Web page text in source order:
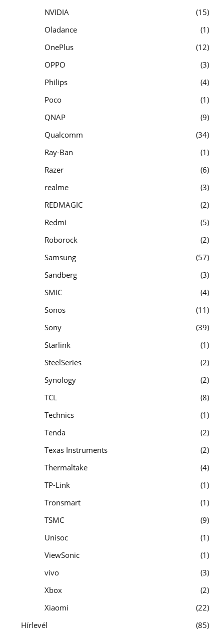
NVIDIA
15
Oladance
1
OnePlus
12
OPPO
3
Philips
4
Poco
1
QNAP
9
Qualcomm
34
Ray-Ban
1
Razer
6
realme
3
REDMAGIC
2
Redmi
5
Roborock
2
Samsung
57
Sandberg
3
SMIC
4
Sonos
11
Sony
39
Starlink
1
SteelSeries
2
Synology
2
TCL
8
Technics
1
Tenda
2
Texas Instruments
2
Thermaltake
4
TP-Link
1
Tronsmart
1
TSMC
9
Unisoc
1
ViewSonic
1
vivo
3
Xbox
2
Xiaomi
22
Hírlevél
85